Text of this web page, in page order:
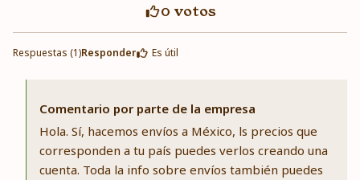
0 votos
Respuestas (1)Responder Es útil
Comentario por parte de la empresa
Hola. Sí, hacemos envíos a México, ls precios que
corresponden a tu país puedes verlos creando una
cuenta. Toda la info sobre envíos también puedes